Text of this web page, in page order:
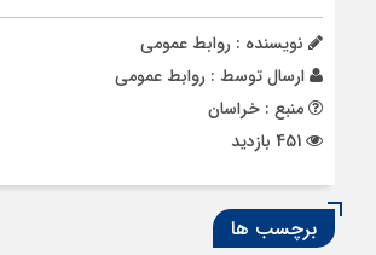
نویسنده : روابط عمومی
ارسال توسط : روابط عمومی
منبع : خراسان
برچسب ها